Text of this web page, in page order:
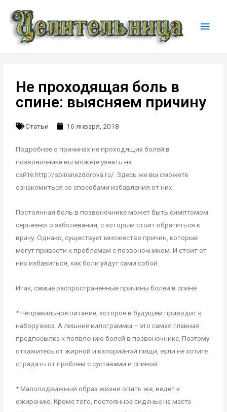
Не проходящая боль в
спине: выясняем причину
Статьи 16 января, 2018
Подробнее о причинах не проходящих болей в
позвоночнике вы можете узнать на
сайте http://spinanezdorova.ru/. Здесь же вы сможете
ознакомиться со способами избавления от них.
Постоянная боль в позвоночнике может быть симптомом
серьезного заболевания, с которым стоит обратиться к
врачу. Однако, существует множество причин, которые
могут привести к проблемам с позвоночником. И стоит от
них избавиться, как боли уйдут сами собой.
Итак, самые распространенные причины болей в спине:
* Неправильное питание, которое в будущем приводит к
набору веса. А лишние килограммы – это самая главная
предпосылка к появлению болей в позвоночнике. Поэтому
откажитесь от жирной и калорийной пищи, если не хотите
страдать от проблем с суставами и спиной.
* Малоподвижный образ жизни опять же, ведет к
ожирению. Кроме того, постоянное сиденье на месте